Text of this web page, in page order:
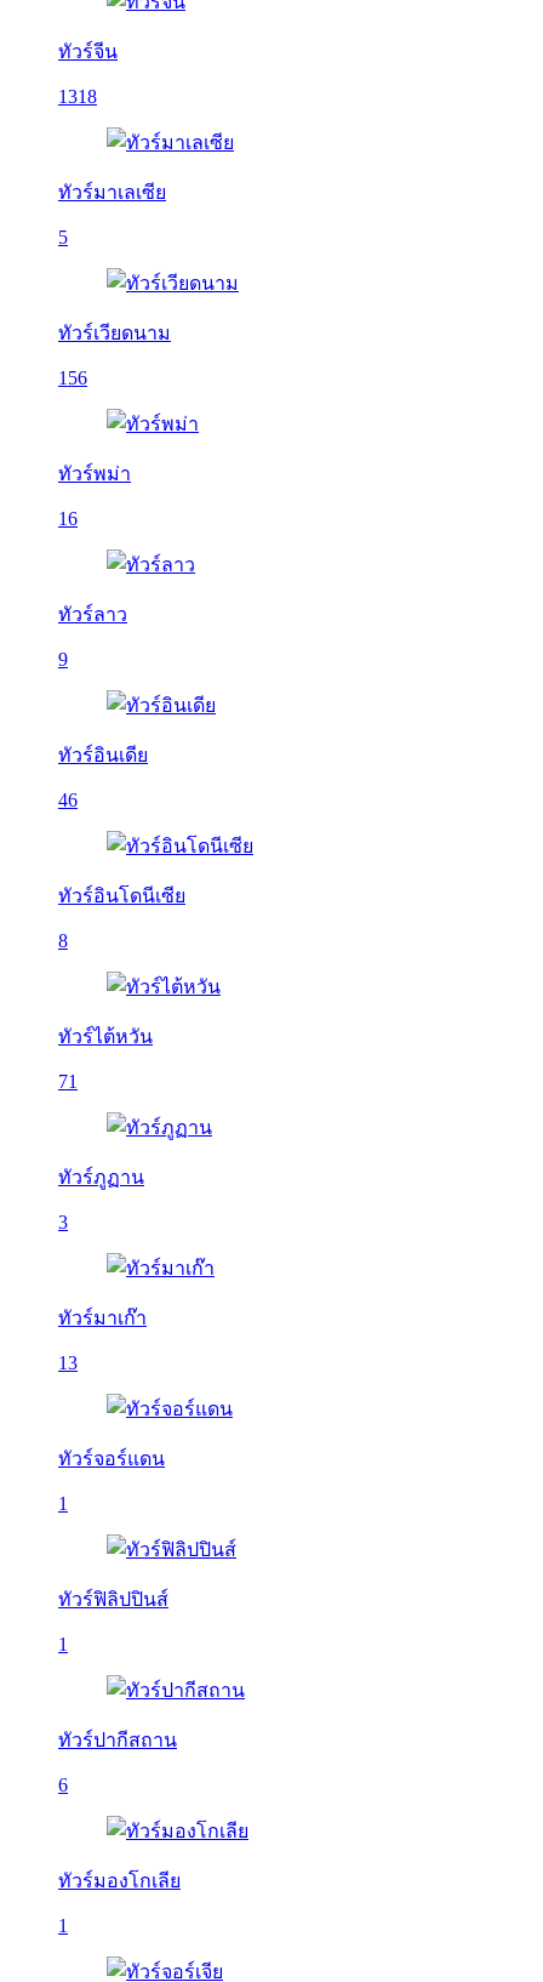
ทัวร์จีน
1318
ทัวร์มาเลเซีย
5
ทัวร์เวียดนาม
156
ทัวร์พม่า
16
ทัวร์ลาว
9
ทัวร์อินเดีย
46
ทัวร์อินโดนีเซีย
8
ทัวร์ไต้หวัน
71
ทัวร์ภูฏาน
3
ทัวร์มาเก๊า
13
ทัวร์จอร์แดน
1
ทัวร์ฟิลิปปินส์
1
ทัวร์ปากีสถาน
6
ทัวร์มองโกเลีย
1